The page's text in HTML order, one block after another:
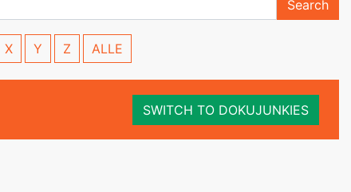
Search
X Y Z ALLE
SWITCH TO DOKUJUNKIES